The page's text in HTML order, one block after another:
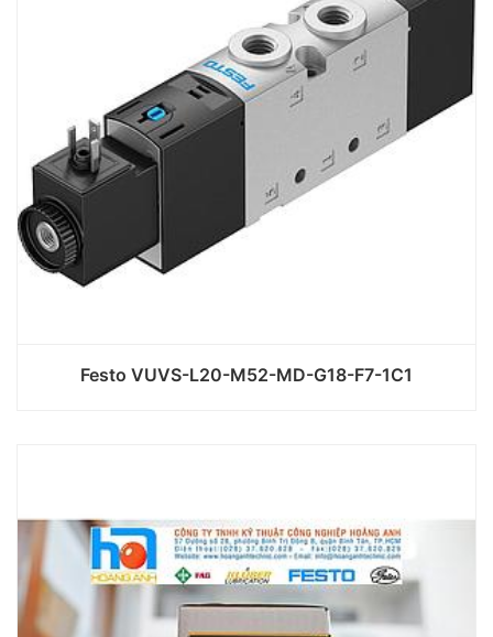
Festo VUVS-L20-M52-MD-G18-F7-1C1